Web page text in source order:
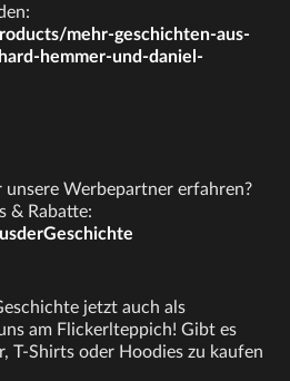
mehr-geschichten-aus-
hemmer-und-daniel-
unsere Werbepartner erfahren?
& Rabatte:
jetzt auch als
am Flickerlteppich! Gibt es
T-Shirts oder Hoodies zu kaufen